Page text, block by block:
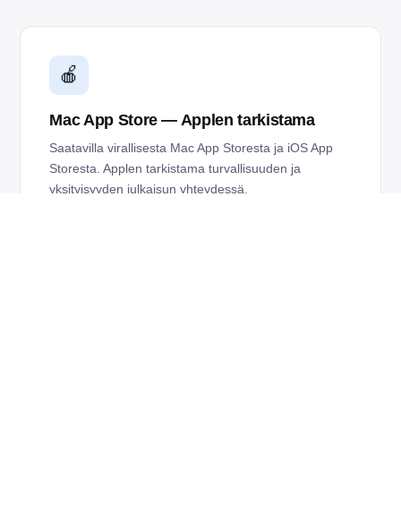
🍎
Mac App Store — Applen tarkistama
Saatavilla virallisesta Mac App Storesta ja iOS App
Storesta. Applen tarkistama turvallisuuden ja
yksityisyyden julkaisun yhteydessä.